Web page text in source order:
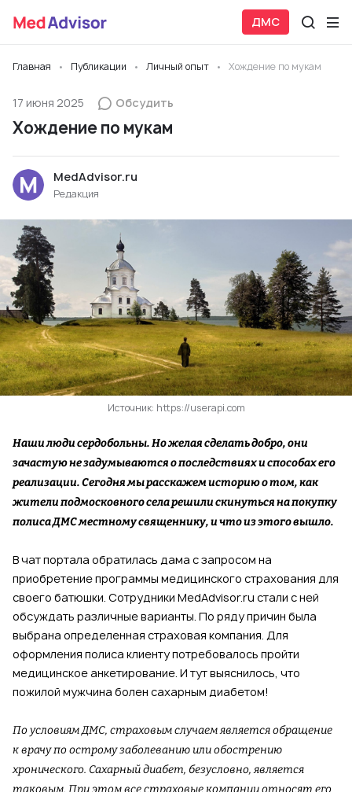
ДМС
Главная Публикации Личный опыт Хождение по мукам
17 июня 2025 Обсудить
Хождение по мукам
MedAdvisor.ru
Редакция
Источник: https://userapi.com
Наши люди сердобольны. Но желая сделать добро, они
зачастую не задумываются о последствиях и способах его
реализации. Сегодня мы расскажем историю о том, как
жители подмосковного села решили скинуться на покупку
полиса ДМС местному священнику, и что из этого вышло.
В чат портала обратилась дама с запросом на
приобретение программы медицинского страхования для
своего батюшки. Сотрудники MedAdvisor.ru стали с ней
обсуждать различные варианты. По ряду причин была
выбрана определенная страховая компания. Для
оформления полиса клиенту потребовалось пройти
медицинское анкетирование. И тут выяснилось, что
пожилой мужчина болен сахарным диабетом!
По условиям ДМС, страховым случаем является обращение
к врачу по острому заболеванию или обострению
хронического. Сахарный диабет, безусловно, является